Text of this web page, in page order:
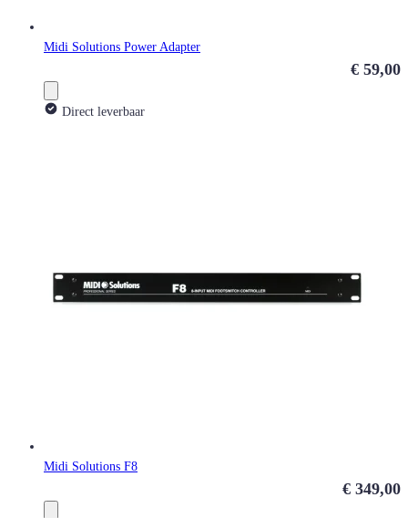
Midi Solutions Power Adapter
€ 59,00
Direct leverbaar
Midi Solutions F8
€ 349,00